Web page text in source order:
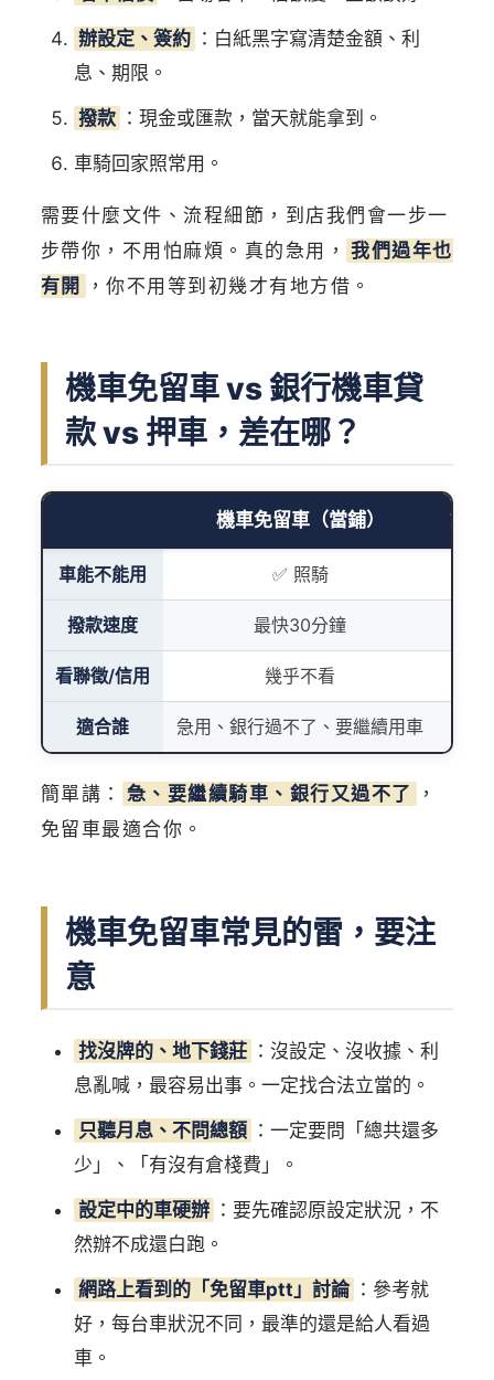
辦設定、簽約 ：白紙黑字寫清楚金額、利
息、期限。
撥款 ：現金或匯款，當天就能拿到。
車騎回家照常用。
需要什麼文件、流程細節，到店我們會一步一
步帶你，不用怕麻煩。真的急用，
我們過年也
有開
，你不用等到初幾才有地方借。
機車免留車 vs 銀行機車貸
款 vs 押車，差在哪？
機車免留車（當鋪） 銀行
車能不能用 ✅ 照騎
撥款速度 最快30分鐘
看聯徵/信用 幾乎不看
適合誰 急用、銀行過不了、要繼續用車
簡單講： 急、要繼續騎車、銀行又過不了
，
免留車最適合你。
機車免留車常見的雷，要注
意
找沒牌的、地下錢莊 ：沒設定、沒收據、利
息亂喊，最容易出事。一定找合法立當的。
只聽月息、不問總額 ：一定要問「總共還多
少」、「有沒有倉棧費」。
設定中的車硬辦 ：要先確認原設定狀況，不
然辦不成還白跑。
網路上看到的「免留車ptt」討論 ：參考就
好，每台車狀況不同，最準的還是給人看過
車。